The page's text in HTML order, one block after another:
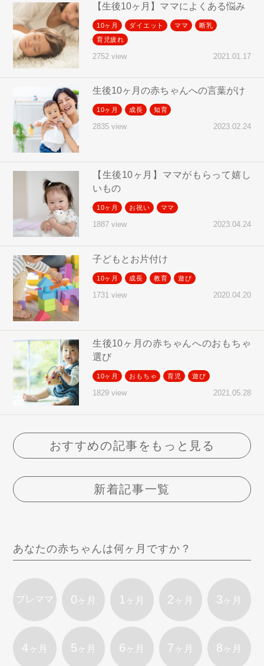
【生後10ヶ月】ママによくある悩み
10ヶ月 ダイエット ママ
断乳
育児疲れ
2752 view 2021.01.17
生後10ヶ月の赤ちゃんへの言葉がけ
10ヶ月 成長 知育
2835 view 2023.02.24
【生後10ヶ月】ママがもらって嬉し
いもの
10ヶ月 お祝い ママ
1887 view 2023.04.24
子どもとお片付け
10ヶ月 成長 教育 遊び
1731 view 2020.04.20
生後10ヶ月の赤ちゃんへのおもちゃ
選び
10ヶ月 おもちゃ 育児 遊び
1829 view 2021.05.28
おすすめの記事をもっと見る
新着記事一覧
あなたの赤ちゃんは何ヶ月ですか？
プレママ 0 ヶ月 1 ヶ月 2 ヶ月 3 ヶ月
4 ヶ月 5 ヶ月 6 ヶ月 7 ヶ月 8 ヶ月